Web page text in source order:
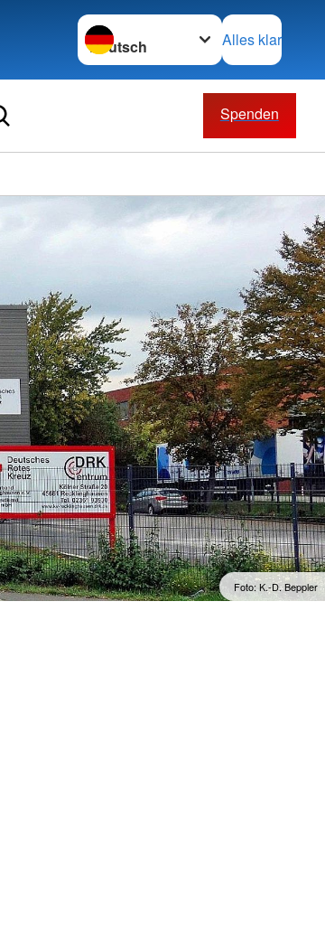
Sprache wechseln zu
Alles klar
Spenden
Foto: K.-D. Beppler